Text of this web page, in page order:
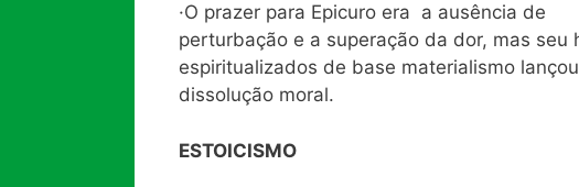
·O prazer para Epicuro era a ausência de
perturbação e a superação da dor, mas seu
espiritualizados de base materialismo
dissolução moral.
ESTOICISMO